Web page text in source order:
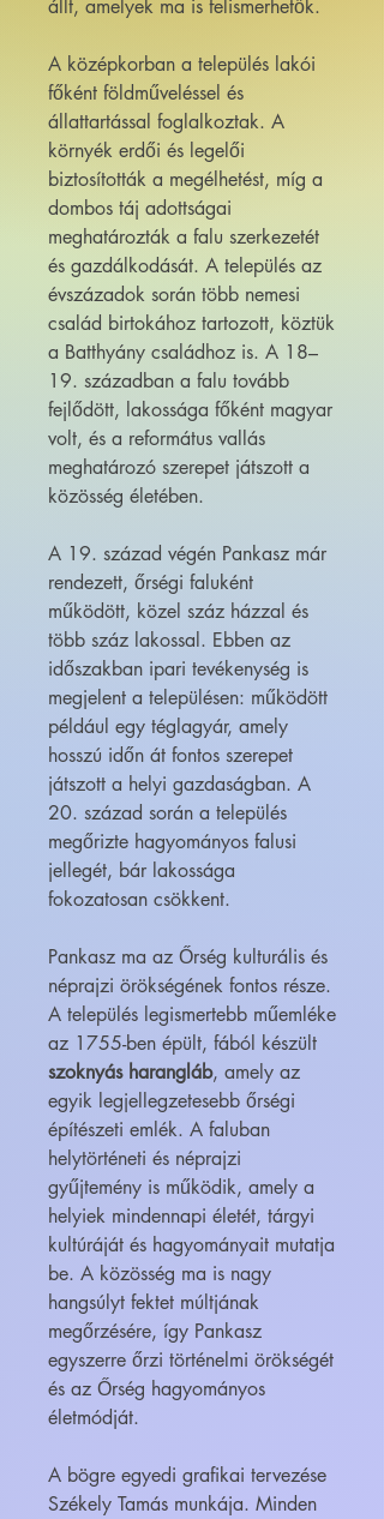
állt, amelyek ma is felismerhetők.
A középkorban a település lakói
főként földműveléssel és
állattartással foglalkoztak. A
környék erdői és legelői
biztosították a megélhetést, míg a
dombos táj adottságai
meghatározták a falu szerkezetét
és gazdálkodását. A település az
évszázadok során több nemesi
család birtokához tartozott, köztük
a Batthyány családhoz is. A 18–
19. században a falu tovább
fejlődött, lakossága főként magyar
volt, és a református vallás
meghatározó szerepet játszott a
közösség életében.
A 19. század végén Pankasz már
rendezett, őrségi faluként
működött, közel száz házzal és
több száz lakossal. Ebben az
időszakban ipari tevékenység is
megjelent a településen: működött
például egy téglagyár, amely
hosszú időn át fontos szerepet
játszott a helyi gazdaságban. A
20. század során a település
megőrizte hagyományos falusi
jellegét, bár lakossága
fokozatosan csökkent.
Pankasz ma az Őrség kulturális és
néprajzi örökségének fontos része.
A település legismertebb műemléke
az 1755-ben épült, fából készült
szoknyás harangláb, amely az
egyik legjellegzetesebb őrségi
építészeti emlék. A faluban
helytörténeti és néprajzi
gyűjtemény is működik, amely a
helyiek mindennapi életét, tárgyi
kultúráját és hagyományait mutatja
be. A közösség ma is nagy
hangsúlyt fektet múltjának
megőrzésére, így Pankasz
egyszerre őrzi történelmi örökségét
és az Őrség hagyományos
életmódját.
A bögre egyedi grafikai tervezése
Székely Tamás munkája. Minden